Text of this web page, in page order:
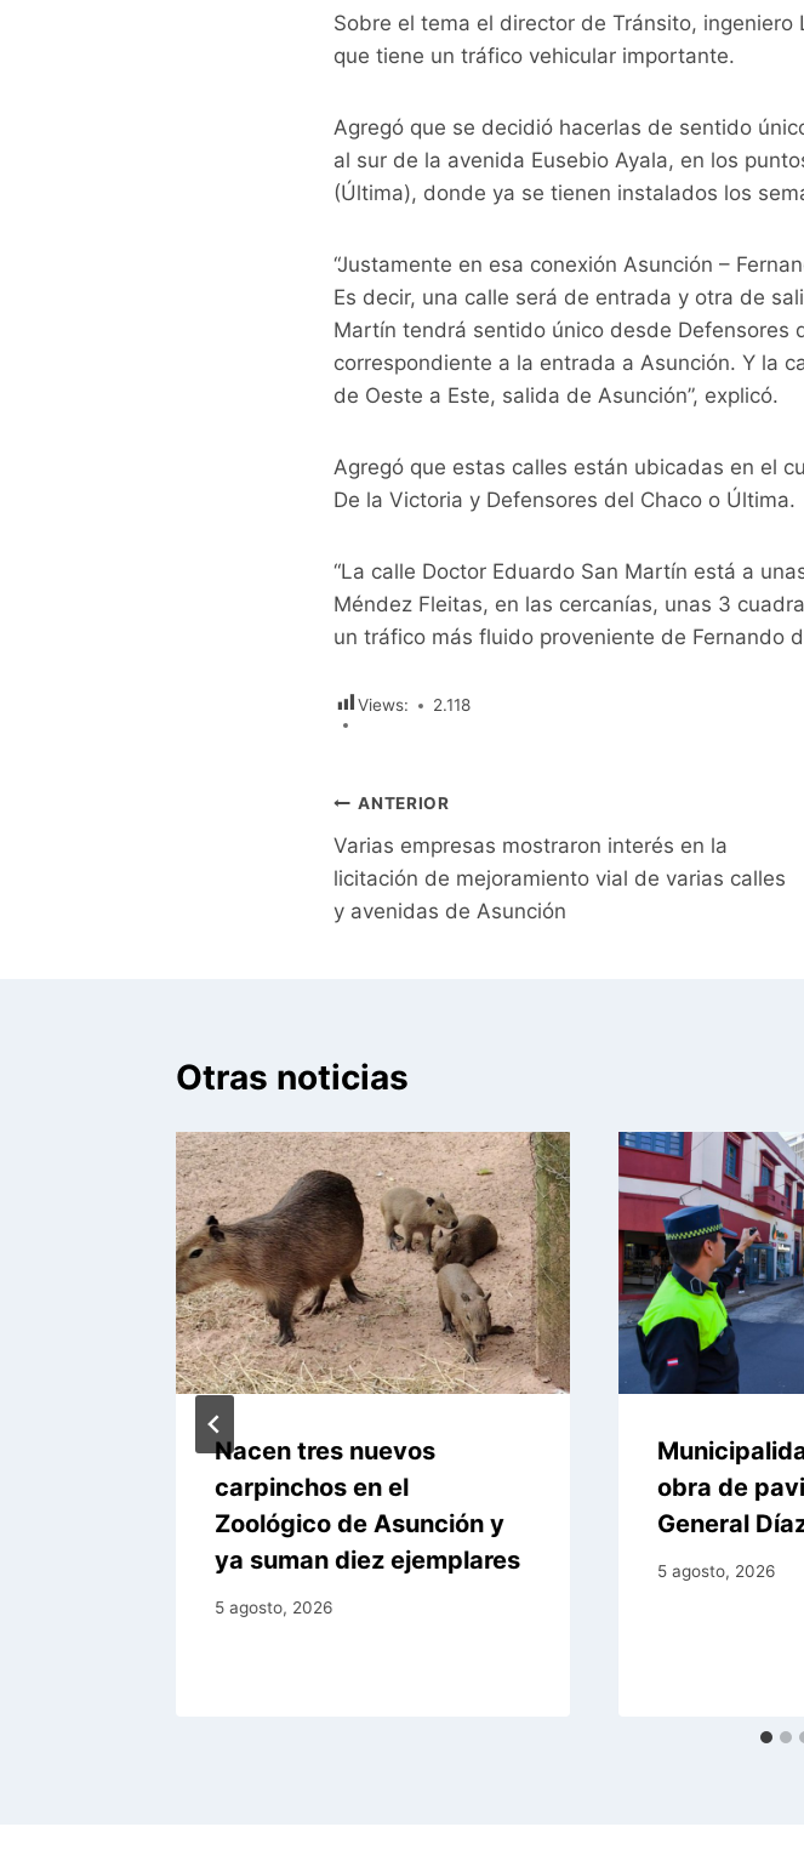
o
k
p
k
Sobre el tema el director de Tránsito,
que tiene un tráfico vehicular importante.
Agregó que se decidió hacerlas de sentido
al sur de la avenida Eusebio Ayala, en los
(Última), donde ya se tienen instalados los
“Justamente en esa conexión Asunción –
Es decir, una calle será de entrada y otra de
Martín tendrá sentido único desde Defensores
correspondiente a la entrada a Asunción. Y la
de Oeste a Este, salida de Asunción”, explicó.
Agregó que estas calles están ubicadas en el
De la Victoria y Defensores del Chaco o Última.
“La calle Doctor Eduardo San Martín está a
Méndez Fleitas, en las cercanías, unas 3
un tráfico más fluido proveniente de Fernando
Views: 2.118
Navegación
de
entradas
ANTERIOR
Varias empresas mostraron interés en la
licitación de mejoramiento vial de varias calles
y avenidas de Asunción
Otras noticias
Nacen tres nuevos
carpinchos en el
Zoológico de Asunción y
ya suman diez ejemplares
5 agosto, 2026
obra de
General
5 agosto, 2026